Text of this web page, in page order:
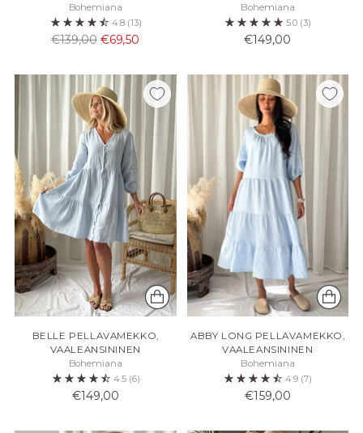
Bohemiana
4.8 (13)
Normaali
€139,00 €69,50
Bohemiana
5.0 (3)
€149,00
BELLE PELLAVAMEKKO,
VAALEANSININEN
Bohemiana
4.5 (6)
€149,00
ABBY LONG PELLAVAMEKKO,
VAALEANSININEN
Bohemiana
4.9 (7)
€159,00